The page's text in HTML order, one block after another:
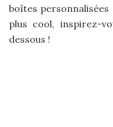
boîtes
plus cool, inspirez-
dessous !